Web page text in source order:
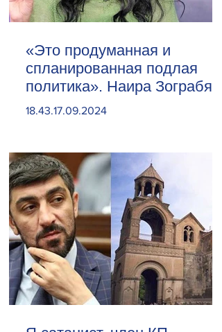
«Это продуманная и
спланированная подлая
политика». Наира Зограбян
18.43.17.09.2024